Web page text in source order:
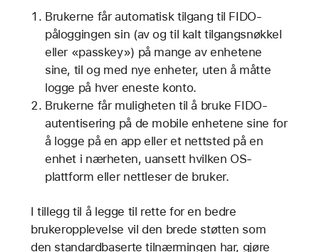
Brukerne får automatisk tilgang til FIDO-
påloggingen sin (av og til kalt tilgangsnøkkel
eller «passkey») på mange av enhetene
sine, til og med nye enheter, uten å måtte
logge på hver eneste konto.
Brukerne får muligheten til å bruke FIDO-
autentisering på de mobile enhetene sine for
å logge på en app eller et nettsted på en
enhet i nærheten, uansett hvilken OS-
plattform eller nettleser de bruker.
I tillegg til å legge til rette for en bedre
brukeropplevelse vil den brede støtten som
den standardbaserte tilnærmingen har, gjøre